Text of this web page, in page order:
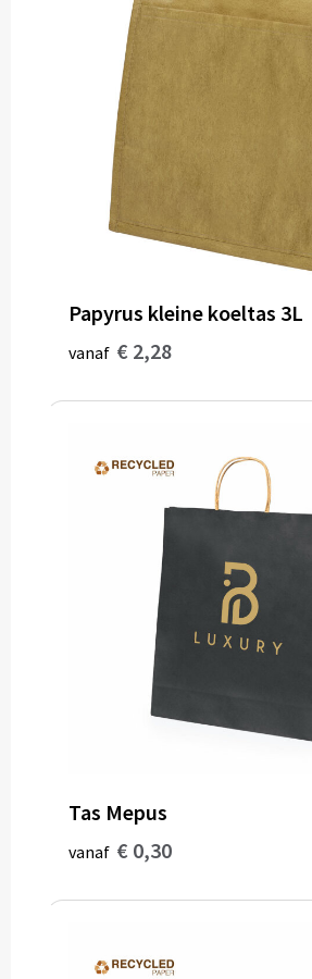
Papyrus kleine koeltas 3L
vanaf € 2,28
Tas Mepus
vanaf € 0,30